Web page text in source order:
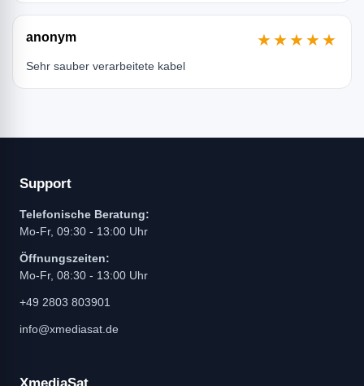
anonym ★★★★★
Sehr sauber verarbeitete kabel
Support
Telefonische Beratung:
Mo-Fr, 09:30 - 13:00 Uhr
Öffnungszeiten:
Mo-Fr, 08:30 - 13:00 Uhr
+49 2803 803901
info@xmediasat.de
XmediaSat